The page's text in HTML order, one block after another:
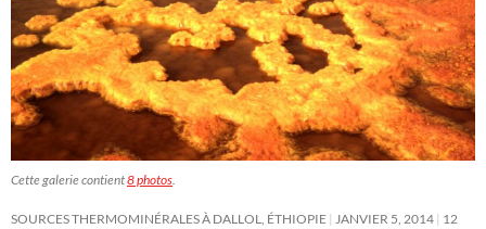
Cette galerie contient8 photos.
SOURCES THERMOMINÉRALES À DALLOL, ÉTHIOPIE JANVIER 5, 2014 12